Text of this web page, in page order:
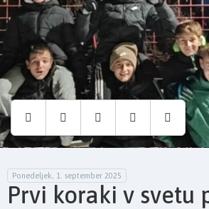
Osnovna
šola
Hruševec
Ponedeljek, 1. september 2025
Prvi koraki v svetu